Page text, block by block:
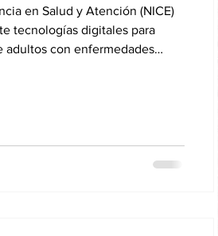
especial
en Salud y Atención (NICE)
tecnologías digitales para
adultos con enfermedades